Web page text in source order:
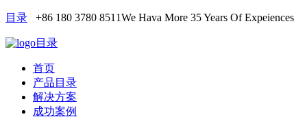
目录 +86 180 3780 8511We Hava More 35 Years Of Expeiences
目录
首页
产品目录
解决方案
成功案例